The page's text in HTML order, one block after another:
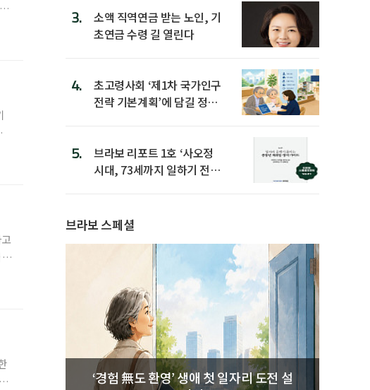
3.
소액 직역연금 받는 노인, 기
초연금 수령 길 열린다
4.
초고령사회 ‘제1차 국가인구
전략 기본계획’에 담길 정책
5.
브라보 리포트 1호 ‘사오정
시대, 73세까지 일하기 전략’
브라보 스페셜
‘경험 無도 환영’ 생애 첫 일자리 도전 설